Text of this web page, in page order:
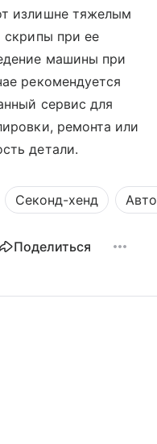
излишне тяжелым
скрипы при ее
машины при
рекомендуется
сервис для
ремонта или
детали.
Секонд-хенд
Поделиться